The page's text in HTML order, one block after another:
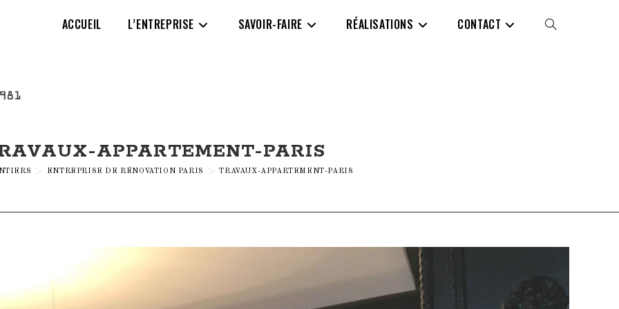
ACCUEIL L’ENTREPRISE SAVOIR-FAIRE RÉALISATIONS CONTACT TOGGLE
APPARTEMENT-PARIS
> ENTREPRISE DE RÉNOVATION PARIS > TRAVAUX-APPARTEMENT-PARIS